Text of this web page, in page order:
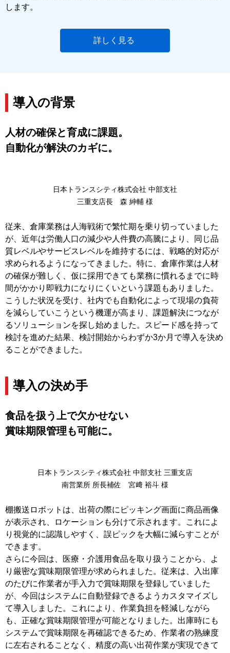
します。
詳しく見る
導入の背景
人材の確保と育成に課題。
自動化が解決のカギに。
日本トランスシティ株式会社 中部支社
三重支店長 森 紳輔 様
従来、倉庫業務は人海戦術で繁忙期を乗り切っていました
が、近年は労働人口の減少や人件費の高騰により、同じ品
質レベルやサービスレベルを維持するには、戦略的対応が
求められるようになってきました。特に、倉庫作業は人材
の確保が難しく、仮に採用できても業務に慣れるまでに時
間がかかり即戦力になりにくいという課題もありました。
こうした状況を受け、社内でも自動化によって現場の負荷
を減らしていこうという機運が高まり、課題解決につなが
るソリューションを探し始めました。スピード感を持って
検討を進めた結果、検討開始からわずか3か月で導入を決め
ることができました。​
導入の決め手
食品を扱う上で欠かせない
賞味期限管理も可能に。
日本トランスシティ株式会社 中部支社 三重支店
南営業所 所長補佐 宮﨑 裕斗 様
棚搬送ロボットは、出荷の際にピッキング画面に商品画像
が表示され、ロケーションも分けて示されます。これによ
り視覚的に認識しやすく、誤ピックを大幅に減らすことが
できます。
さらに今回は、医療・介護用食品を取り扱うことから、よ
り厳密な賞味期限管理が求められました。従来は、入出庫
のたびに作業者が手入力で賞味期限を登録していました
が、今回はシステムに自動登録できるようカスタマイズし
て導入しました。これにより、作業負担を軽減しながら
も、正確な賞味期限管理が可能となりました。出庫時にも
システムで賞味期限を再確認できるため、作業者の熟練度
に左右されることなく、精度の高い出荷作業が実現できて